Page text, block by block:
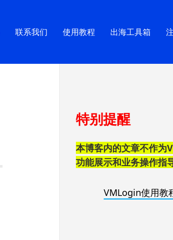
联系我们 使用教程 出海工具箱
至
脚
特别提醒
本博客内的文章不作为
功能展示和业务操作指
VMLogin使用教